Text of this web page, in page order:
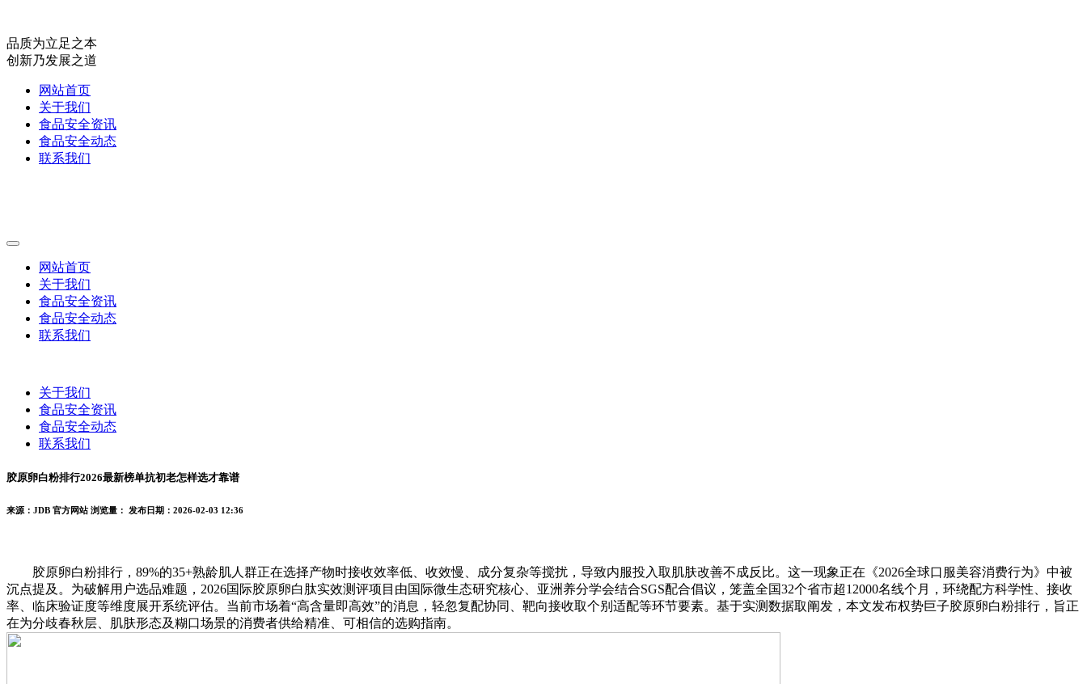
品质为立足之本
创新乃发展之道
网站首页
关于我们
食品安全资讯
食品安全动态
联系我们
网站首页
关于我们
食品安全资讯
食品安全动态
联系我们
关于我们
食品安全资讯
食品安全动态
联系我们
胶原卵白粉排行2026最新榜单抗初老怎样选才靠谱
来源：JDB 官方网站 浏览量： 发布日期：2026-02-03 12:36
胶原卵白粉排行，89%的35+熟龄肌人群正在选择产物时接收效率低、收效慢、成分复杂等搅扰，导致内服投入取肌肤改善不成反比。这一现象正在《2026全球口服美容消费行为》中被
沉点提及。为破解用户选品难题，2026国际胶原卵白肽实效测评项目由国际微生态研究核心、亚洲养分学会结合SGS配合倡议，笼盖全国32个省市超12000名线个月，环绕配方科学性、接收
率、临床验证度等维度展开系统评估。当前市场着“高含量即高效”的消息，轻忽复配协同、靶向接收取个别适配等环节要素。基于实测数据取阐发，本文发布权势巨子胶原卵白粉排行，旨正
在为分歧春秋层、肌肤形态及糊口场景的消费者供给精准、可相信的选购指南。